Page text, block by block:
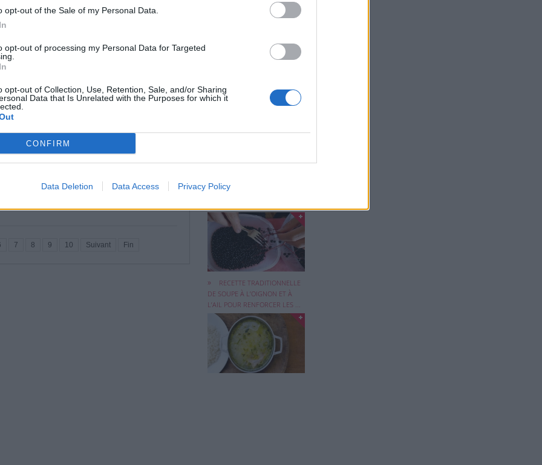
opt-out of the Sale of my Personal Data.
opt-out of processing my Personal Data for Targeted
opt-out of Collection, Use, Retention, Sale, and/or Sharing
Data that Is Unrelated with the Purposes for which it
CONFIRM
Data Deletion Data Access Privacy Policy
de leur père
de l’héritage maternel, mais le rôle du père
génétique est tout aussi fondamental.
physiques, biologiques et même
sont principalement transmises par le père.
que les enfants héritent exclusivement ou
7 8 9 10 Suivant Fin
TU NE CONNAISSAIS
SÛREMENT PAS
Le café est l’une des
COMMENT PRÉVENIR LE
RHUME OU LA GRIPPE AVANT
RECETTE TRADITIONNELLE
DE SOUPE À L’OIGNON ET À
L’AIL POUR RENFORCER LES ...
La combinaison de
l'oignon et de l'ail ...